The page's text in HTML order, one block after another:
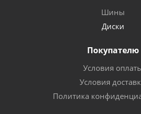
Шины
Диски
Покупателю
Условия
Условия
Политика